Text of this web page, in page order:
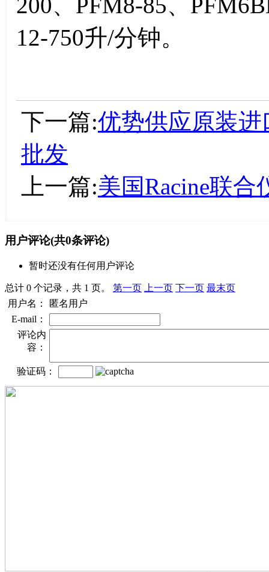
12-750升/分钟。
下一篇:优势供应原装进
批发
上一篇:美国Racine联
用户评论(共0条评论)
暂时还没有任何用户评论
总计 0 个记录，共 1 页。 第一页 上一页 下一页 最末页
用户名：
匿名用户
E-mail：
评论内
容：
验证码：